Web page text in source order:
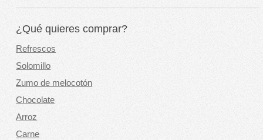
¿Qué quieres comprar?
Refrescos
Solomillo
Zumo de melocotón
Chocolate
Arroz
Carne